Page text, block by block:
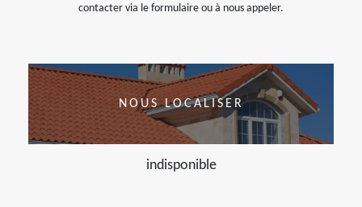
contacter via le formulaire ou à nous appeler.
NOUS LOCALISER
indisponible